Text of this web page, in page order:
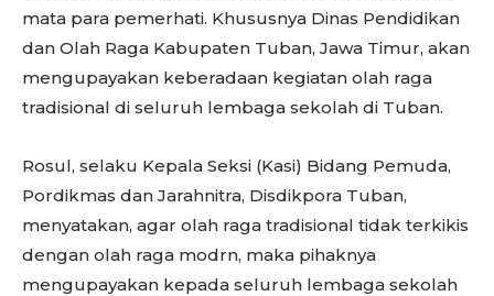
mata para pemerhati. Khususnya Dinas Pendidikan
dan Olah Raga Kabupaten Tuban, Jawa Timur, akan
mengupayakan keberadaan kegiatan olah raga
tradisional di seluruh lembaga sekolah di Tuban.
Rosul, selaku Kepala Seksi (Kasi) Bidang Pemuda,
Pordikmas dan Jarahnitra, Disdikpora Tuban,
menyatakan, agar olah raga tradisional tidak terkikis
dengan olah raga modrn, maka pihaknya
mengupayakan kepada seluruh lembaga sekolah